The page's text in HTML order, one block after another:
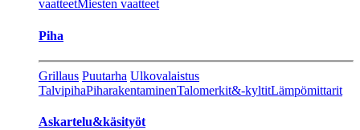
vaatteetMiesten vaatteet
Piha
Grillaus Puutarha Ulkovalaistus
TalvipihaPiharakentaminenTalomerkit&-kyltitLämpömittarit
Askartelu&käsityöt